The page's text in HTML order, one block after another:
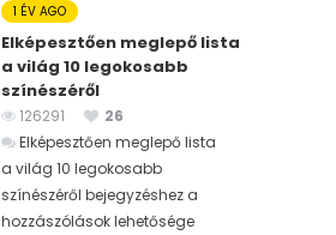
1 ÉV AGO
Elképesztően meglepő lista
a világ 10 legokosabb
színészéről
126291
26
Elképesztően meglepő lista
a világ 10 legokosabb
színészéről bejegyzéshez a
hozzászólások lehetősége